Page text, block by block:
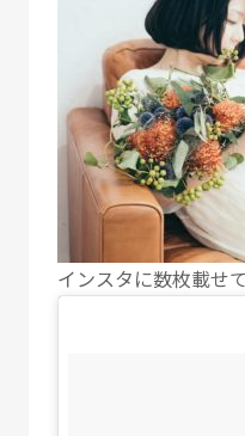
インスタに数枚載せ